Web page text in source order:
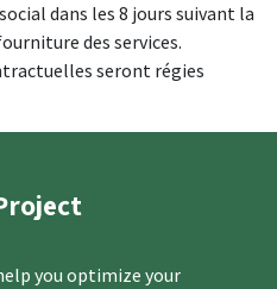
dans les 8 jours suivant la
des services.
seront régies
you optimize your